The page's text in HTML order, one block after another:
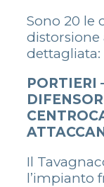
Sono 20 le
distorsione
dettagliata:
PORTIERI
Il
l’impianto